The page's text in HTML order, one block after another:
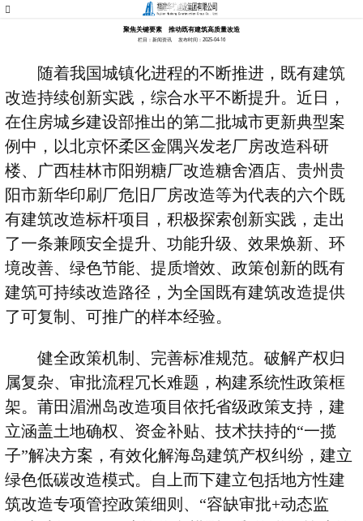
聚焦关键要素 推动既有建筑高质量改造
栏目：新闻资讯 发布时间：2025-04-16
随着我国城镇化进程的不断推进，既有建筑
改造持续创新实践，综合水平不断提升。近日，
在住房城乡建设部推出的第二批城市更新典型案
例中，以北京怀柔区金隅兴发老厂房改造科研
楼、广西桂林市阳朔糖厂改造糖舍酒店、贵州贵
阳市新华印刷厂危旧厂房改造等为代表的六个既
有建筑改造标杆项目，积极探索创新实践，走出
了一条兼顾安全提升、功能升级、效果焕新、环
境改善、绿色节能、提质增效、政策创新的既有
建筑可持续改造路径，为全国既有建筑改造提供
了可复制、可推广的样本经验。
健全政策机制、完善标准规范。破解产权归
属复杂、审批流程冗长难题，构建系统性政策框
架。莆田湄洲岛改造项目依托省级政策支持，建
立涵盖土地确权、资金补贴、技术扶持的“一揽
子”解决方案，有效化解海岛建筑产权纠纷，建立
绿色低碳改造模式。自上而下建立包括地方性建
筑改造专项管控政策细则、“容缺审批+动态监